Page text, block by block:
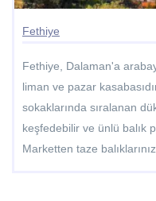
Fethiye
Fethiye, Dalaman'a
liman ve pazar
sokaklarında sıralanan
keşfedebilir ve ünlü balık
Marketten taze